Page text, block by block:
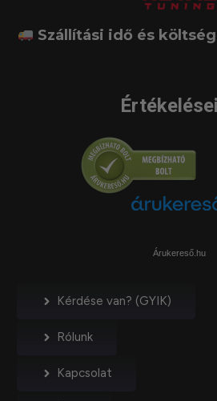
Szállítási idő és
Árukereső.hu
Kérdése van? (GYIK)
Rólunk
Kapcsolat